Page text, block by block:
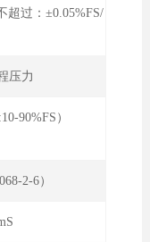
过：±0.05%FS/
压力
90%FS）
2-6）